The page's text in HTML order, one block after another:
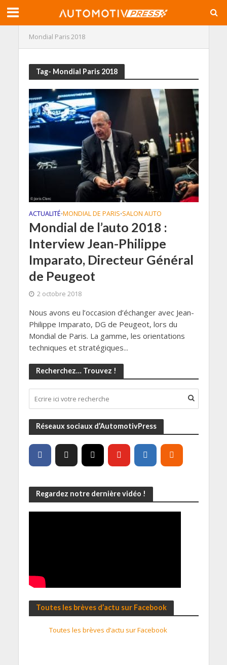
Mondial Paris 2018
Tag- Mondial Paris 2018
ACTUALITÉ•MONDIAL DE PARIS•SALON AUTO
Mondial de l’auto 2018 :
Interview Jean-Philippe
Imparato, Directeur Général
de Peugeot
2 octobre 2018
Nous avons eu l’occasion d’échanger avec Jean-
Philippe Imparato, DG de Peugeot, lors du
Mondial de Paris. La gamme, les orientations
techniques et stratégiques...
Recherchez… Trouvez !
Réseaux sociaux d’AutomotivPress
Regardez notre dernière vidéo !
Toutes les brèves d’actu sur Facebook
Toutes les brèves d’actu sur Facebook